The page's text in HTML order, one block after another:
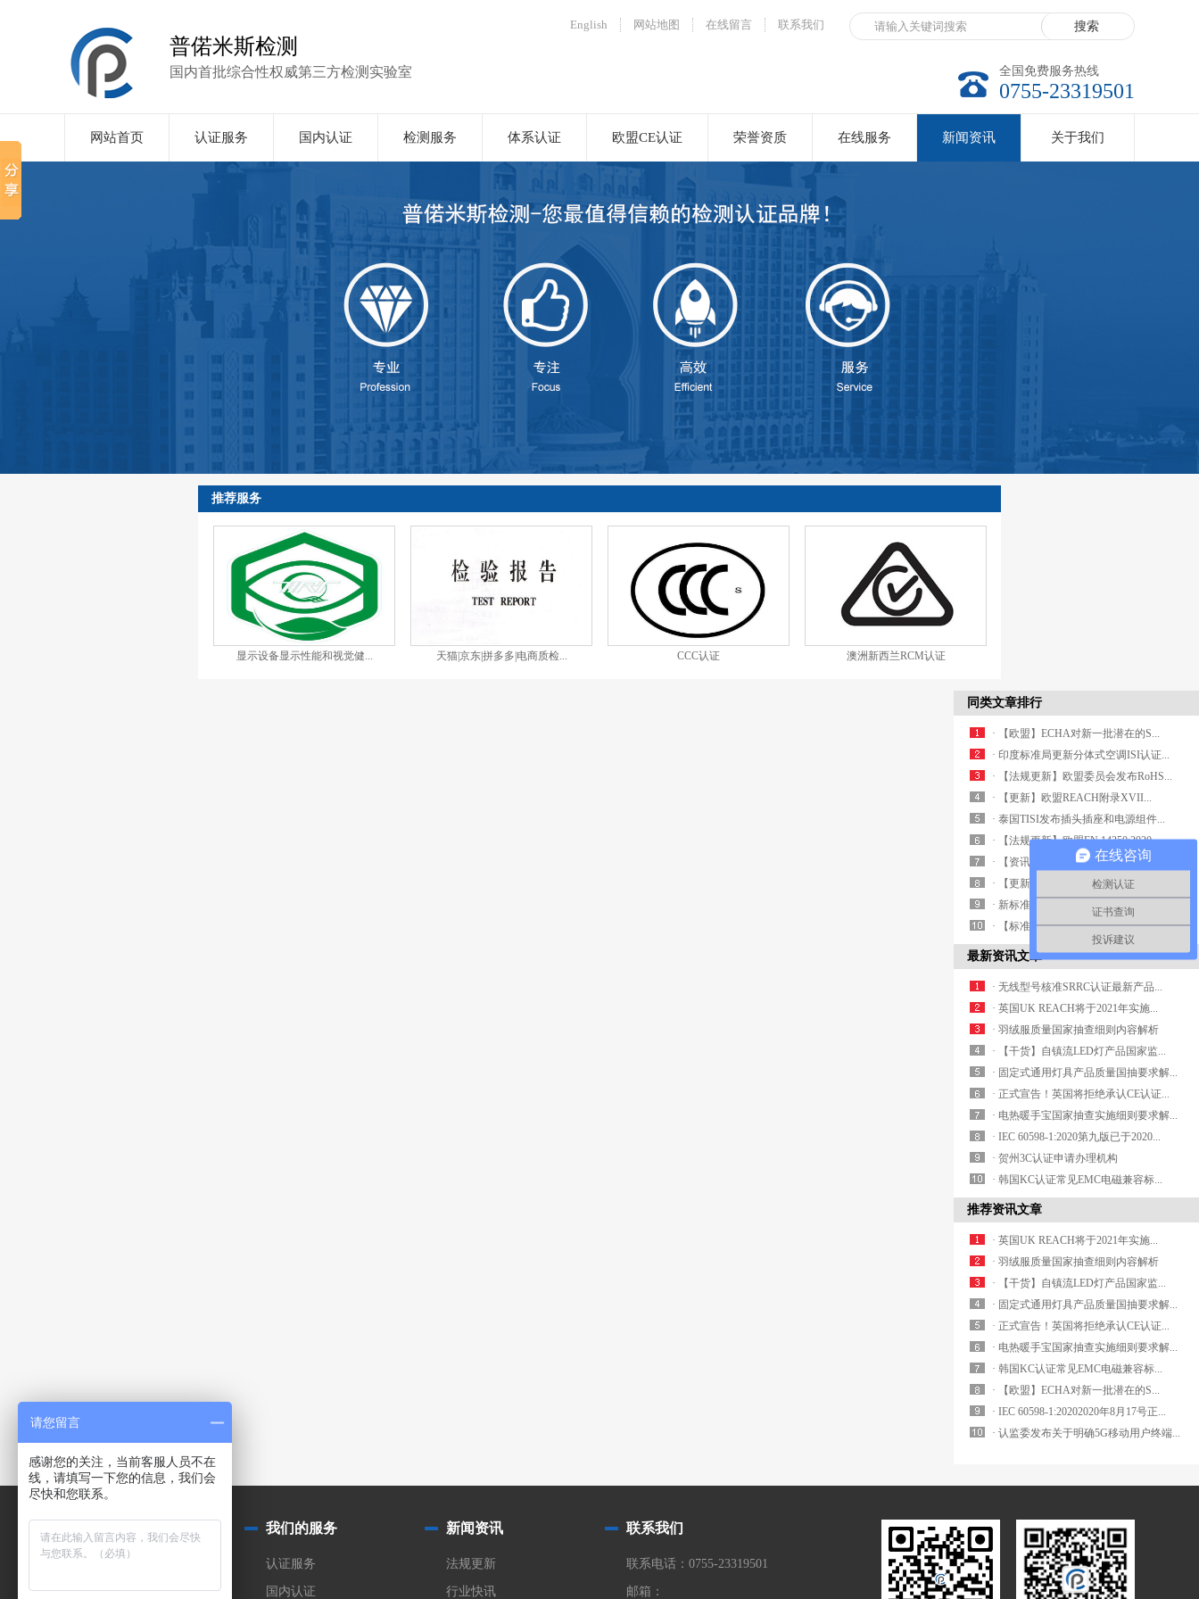
普偌米斯检测
国内首批综合性权威第三方检测实验室
English 网站地图 在线留言 联系我们
全国免费服务热线
0755-23319501
网站首页 认证服务 国内认证 检测服务 体系认证 欧盟CE认证 荣誉资质 在线服务 新闻资讯 关于我们
推荐服务
显示设备显示性能和视觉健... 天猫|京东|拼多多|电商质检... CCC认证 澳洲新西兰RCM认证
同类文章排行
· 【欧盟】ECHA对新一批潜在的S...
· 印度标准局更新分体式空调ISI认证...
· 【法规更新】欧盟委员会发布RoHS...
· 【更新】欧盟REACH附录XVII...
· 泰国TISI发布插头插座和电源组件...
· 【法规更新】欧盟EN 14350:2020 ...
· 【资讯】巴西ANATEL发布5G认...
· 【更新】出口沙特的插头插座及排插...
· 新标准丨电力储能锂电池安全标准IE...
· 【标准换版】关于发布童车、玩具强...
最新资讯文章
· 无线型号核准SRRC认证最新产品...
· 英国UK REACH将于2021年实施...
· 羽绒服质量国家抽查细则内容解析
· 【干货】自镇流LED灯产品国家监...
· 固定式通用灯具产品质量国抽要求解...
· 正式宣告！英国将拒绝承认CE认证...
· 电热暖手宝国家抽查实施细则要求解...
· IEC 60598-1:2020第九版已于2020...
· 贺州3C认证申请办理机构
· 韩国KC认证常见EMC电磁兼容标...
推荐资讯文章
· 英国UK REACH将于2021年实施...
· 羽绒服质量国家抽查细则内容解析
· 【干货】自镇流LED灯产品国家监...
· 固定式通用灯具产品质量国抽要求解...
· 正式宣告！英国将拒绝承认CE认证...
· 电热暖手宝国家抽查实施细则要求解...
· 韩国KC认证常见EMC电磁兼容标...
· 【欧盟】ECHA对新一批潜在的S...
· IEC 60598-1:20202020年8月17号正...
· 认监委发布关于明确5G移动用户终端...
实验室
我们的服务
认证服务
国内认证
新闻资讯
法规更新
行业快讯
联系我们
联系电话：0755-23319501
邮箱：
在线咨询
检测认证
证书查询
投诉建议
请您留言
感谢您的关注，当前客服人员不在
线，请填写一下您的信息，我们会
尽快和您联系。